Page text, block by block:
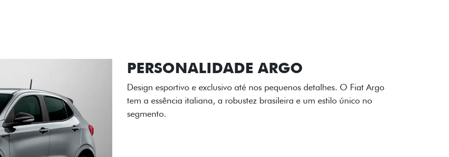
ACABAMENTO E DESIGN INTERNO
A flag italiana e o novo logo Fiat também aparecem no interior do
carro, que possui acabamento impecável e detalhes escurecidos.